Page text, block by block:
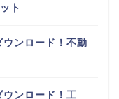
ト
ンロード！不動
ウンロード！工